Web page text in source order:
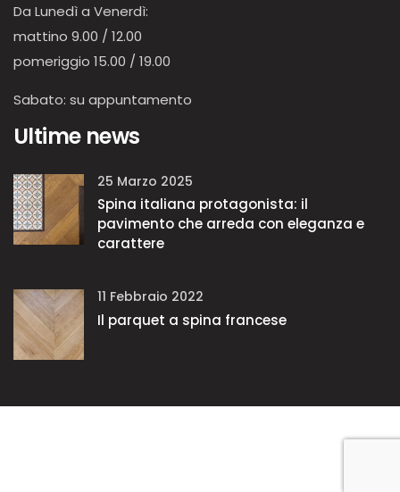
Da Lunedì a Venerdì:
mattino 9.00 / 12.00
pomeriggio 15.00 / 19.00
Sabato: su appuntamento
Ultime news
25 Marzo 2025
Spina italiana protagonista: il
pavimento che arreda con eleganza e
carattere
11 Febbraio 2022
Il parquet a spina francese